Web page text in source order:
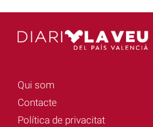
Qui som
Contacte
Política de privacitat